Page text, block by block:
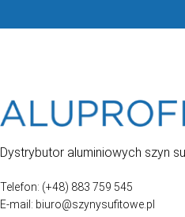
Dystrybutor aluminiowych szyn
Telefon: (+48) 883 759 545
E-mail: biuro@szynysufitowe.pl